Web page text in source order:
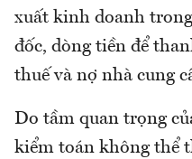
xuất kinh doanh
đốc, dòng tiền để
thuế và nợ nhà cung
Do tầm quan trọng
kiểm toán không thể